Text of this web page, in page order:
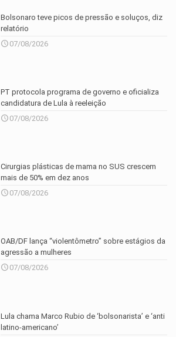
Bolsonaro teve picos de pressão e soluços, diz
relatório
07/08/2026
PT protocola programa de governo e oficializa
candidatura de Lula à reeleição
07/08/2026
Cirurgias plásticas de mama no SUS crescem
mais de 50% em dez anos
07/08/2026
OAB/DF lança “violentômetro” sobre estágios da
agressão a mulheres
07/08/2026
Lula chama Marco Rubio de ‘bolsonarista’ e ‘anti
latino-americano’